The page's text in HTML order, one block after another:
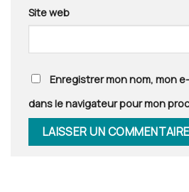
Site web
Enregistrer mon nom, mon
dans le navigateur pour mon